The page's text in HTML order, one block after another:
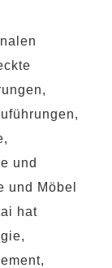
und
und Möbel
hat